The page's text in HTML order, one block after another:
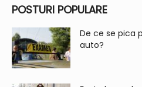
POSTURI POPULARE
De ce se pica
auto?